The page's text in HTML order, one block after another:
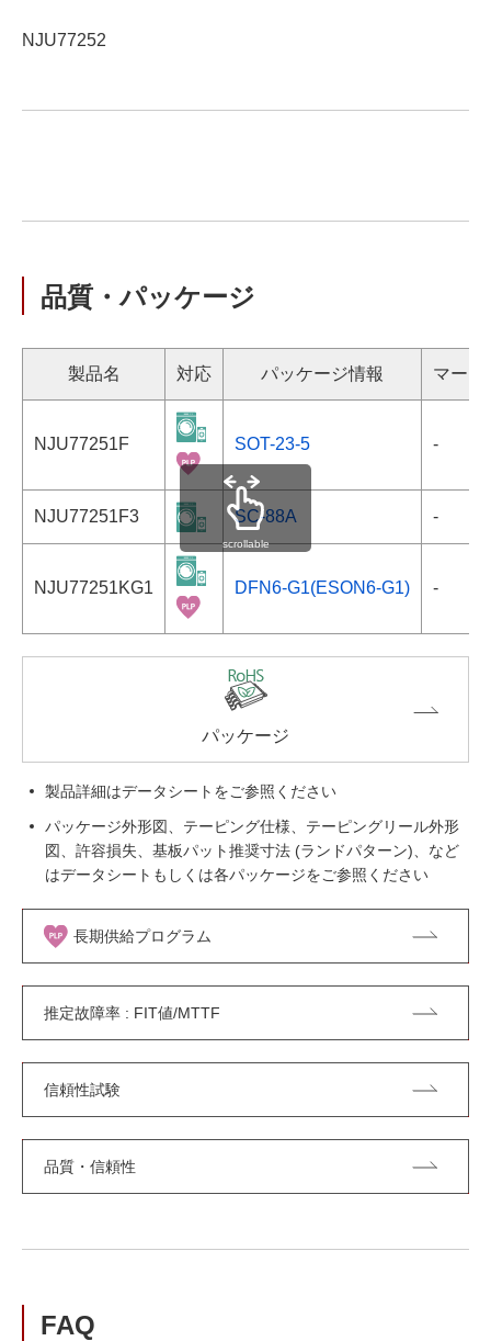
NJU77252
品質・パッケージ
製品名 対応 パッケージ情報 マーキ
NJU77251F SOT-23-5 -
NJU77251F3 SC-88A -
NJU77251KG1 DFN6-G1(ESON6-G1) -
scrollable
パッケージ
製品詳細はデータシートをご参照ください
パッケージ外形図、テーピング仕様、テーピングリール外形
図、許容損失、基板パット推奨寸法 (ランドパターン)、など
はデータシートもしくは各パッケージをご参照ください
長期供給プログラム
推定故障率 : FIT値/MTTF
信頼性試験
品質・信頼性
FAQ